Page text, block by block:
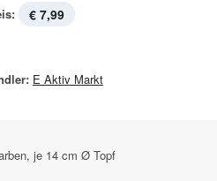
€ 7,99
E Aktiv Markt
je 14 cm Ø Topf